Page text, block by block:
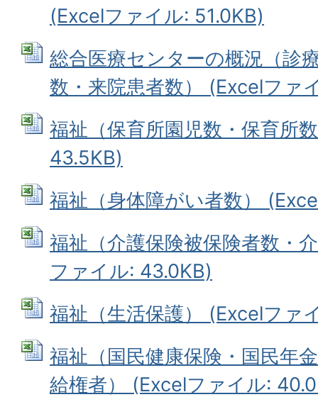
(Excelファイル: 51.0KB)
総合医療センターの概況（診
数・来院患者数） (Excelファ
福祉（保育所園児数・保育所
43.5KB)
福祉（身体障がい者数）
福祉（介護保険被保険者数・
ファイル: 43.0KB)
福祉（生活保護） (Excelファ
福祉（国民健康保険・国民年
給権者） (Excelファイル: